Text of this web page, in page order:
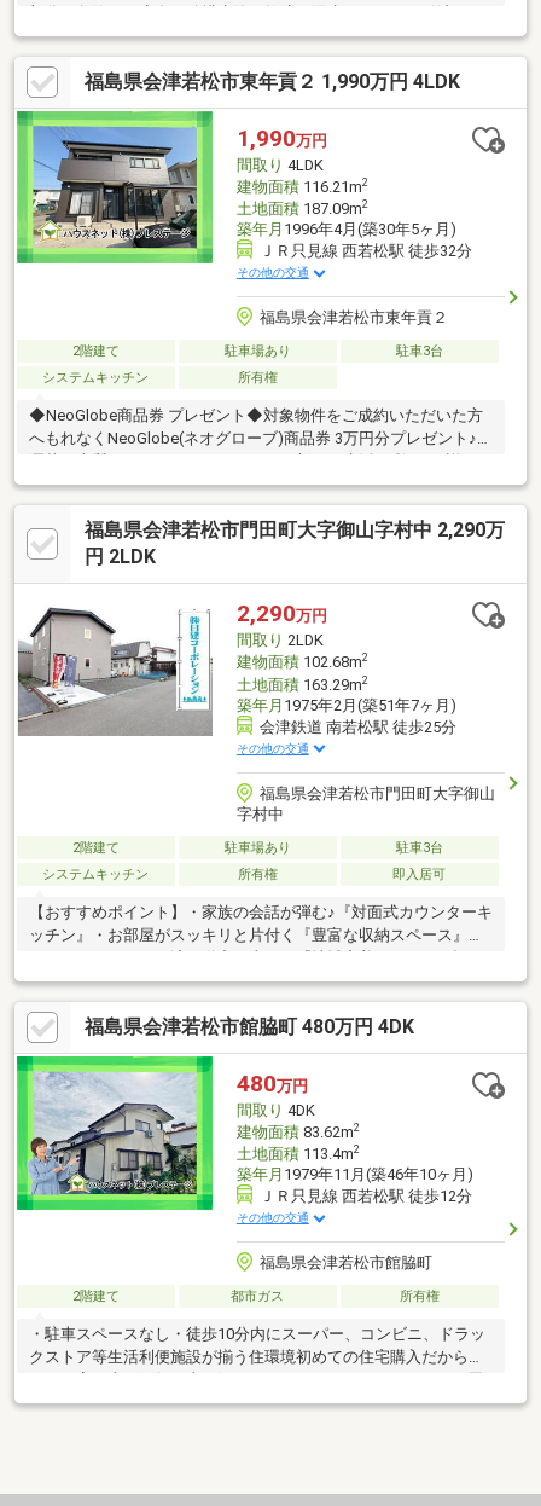
り２年間保証・シロアリ防除工事施工後5年間保証・お客様に合わ
せたローンの組み方や金融機関をご提案。住宅ローンが初めての
方でもお気軽にご相談ください
福島県会津若松市東年貢２ 1,990万円 4LDK
1,990万円
間取り 4LDK
建物面積116.21m2
土地面積187.09m2
築年月 1996年4月(築30年5ヶ月)
ＪＲ只見線 西若松駅 徒歩32分
その他の交通
福島県会津若松市東年貢２
2階建て 駐車場あり
駐車3台
システムキッチン
所有権
◆NeoGlobe商品券 プレゼント◆対象物件をご成約いただいた方
へもれなくNeoGlobe(ネオグローブ)商品券 3万円分プレゼント♪お
スタッフまでお問い合わせください♪◆◇ おススメPoint！
◇◆・敷地50坪以上のゆとり！・駐車4～5台可能♪来客時も安
心・小・中学校徒歩10分圏内でお子様も無理なく通学・スーパ
ー、コンビニなど至近で便利な立地！◆◇ 周辺環境 ◇◆・門
『車のローンが残ってる』『転職したばかり』そんな方もご購入
可能です！
福島県会津若松市門田町大字御山字村中 2,290万
円 2LDK
2,290万円
間取り 2LDK
建物面積102.68m2
土地面積163.29m2
築年月 1975年2月(築51年7ヶ月)
会津鉄道 南若松駅 徒歩25分
その他の交通
福島県会津若松市門田町大字御山
字村中
2階建て 駐車場あり
駐車3台
システムキッチン
所有権 即入居可
【おすすめポイント】・家族の会話が弾む♪『対面式カウンターキ
ッチン』・お部屋がスッキリと片付く『豊富な収納スペース』・
【郡山不動産.com by47不動産】にお任せください♪・注文住
宅・内装リフォーム工事・太陽光パネル・蓄電池・外構工事・売
却相談・住宅ローンのお悩み全般住まいをトータルサポート致し
ます◎フットワークの軽さが自慢♪お気軽にご相談ください！
福島県会津若松市館脇町 480万円 4DK
480万円
間取り 4DK
建物面積83.62m2
土地面積113.4m2
築年月 1979年11月(築46年10ヶ月)
ＪＲ只見線 西若松駅 徒歩12分
その他の交通
福島県会津若松市館脇町
2階建て 都市ガス 所有権
・駐車スペースなし・徒歩10分内にスーパー、コンビニ、ドラッ
クストア等生活利便施設が揃う住環境初めての住宅購入だからこ
辺環境---■城西小学校・・・徒歩12分■第四中学校・・・徒歩7分
覧可ＬＩＮＥからもお気軽にお問い合わせできます♪ＬＩＮＥの